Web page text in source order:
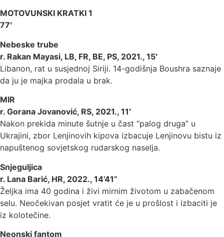
MOTOVUNSKI KRATKI 1
77′
Nebeske trube
r. Rakan Mayasi, LB, FR, BE, PS, 2021., 15′
Libanon, rat u susjednoj Siriji. 14-godišnja Boushra saznaje
da ju je majka prodala u brak.
MIR
r. Gorana Jovanović, RS, 2021., 11′
Nakon prekida minute šutnje u čast “palog druga” u
Ukrajini, zbor Lenjinovih kipova izbacuje Lenjinovu bistu iz
napuštenog sovjetskog rudarskog naselja.
Snjeguljica
r. Lana Barić, HR, 2022., 14’41”
Željka ima 40 godina i živi mirnim životom u zabačenom
selu. Neočekivan posjet vratit će je u prošlost i izbaciti je
iz kolotečine.
Neonski fantom